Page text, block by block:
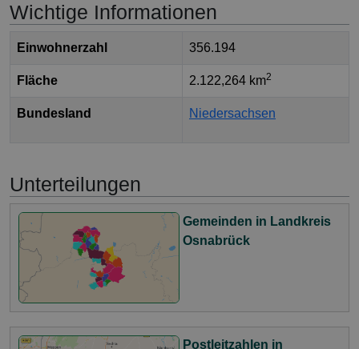
Wichtige Informationen
Einwohnerzahl 356.194
Fläche 2.122,264 km2
Bundesland Niedersachsen
Unterteilungen
Gemeinden in Landkreis
Osnabrück
Postleitzahlen in